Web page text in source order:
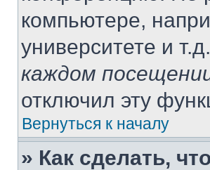
компьютере,
университете и
каждом
отключил эту
Вернуться к началу
» Как сделать,